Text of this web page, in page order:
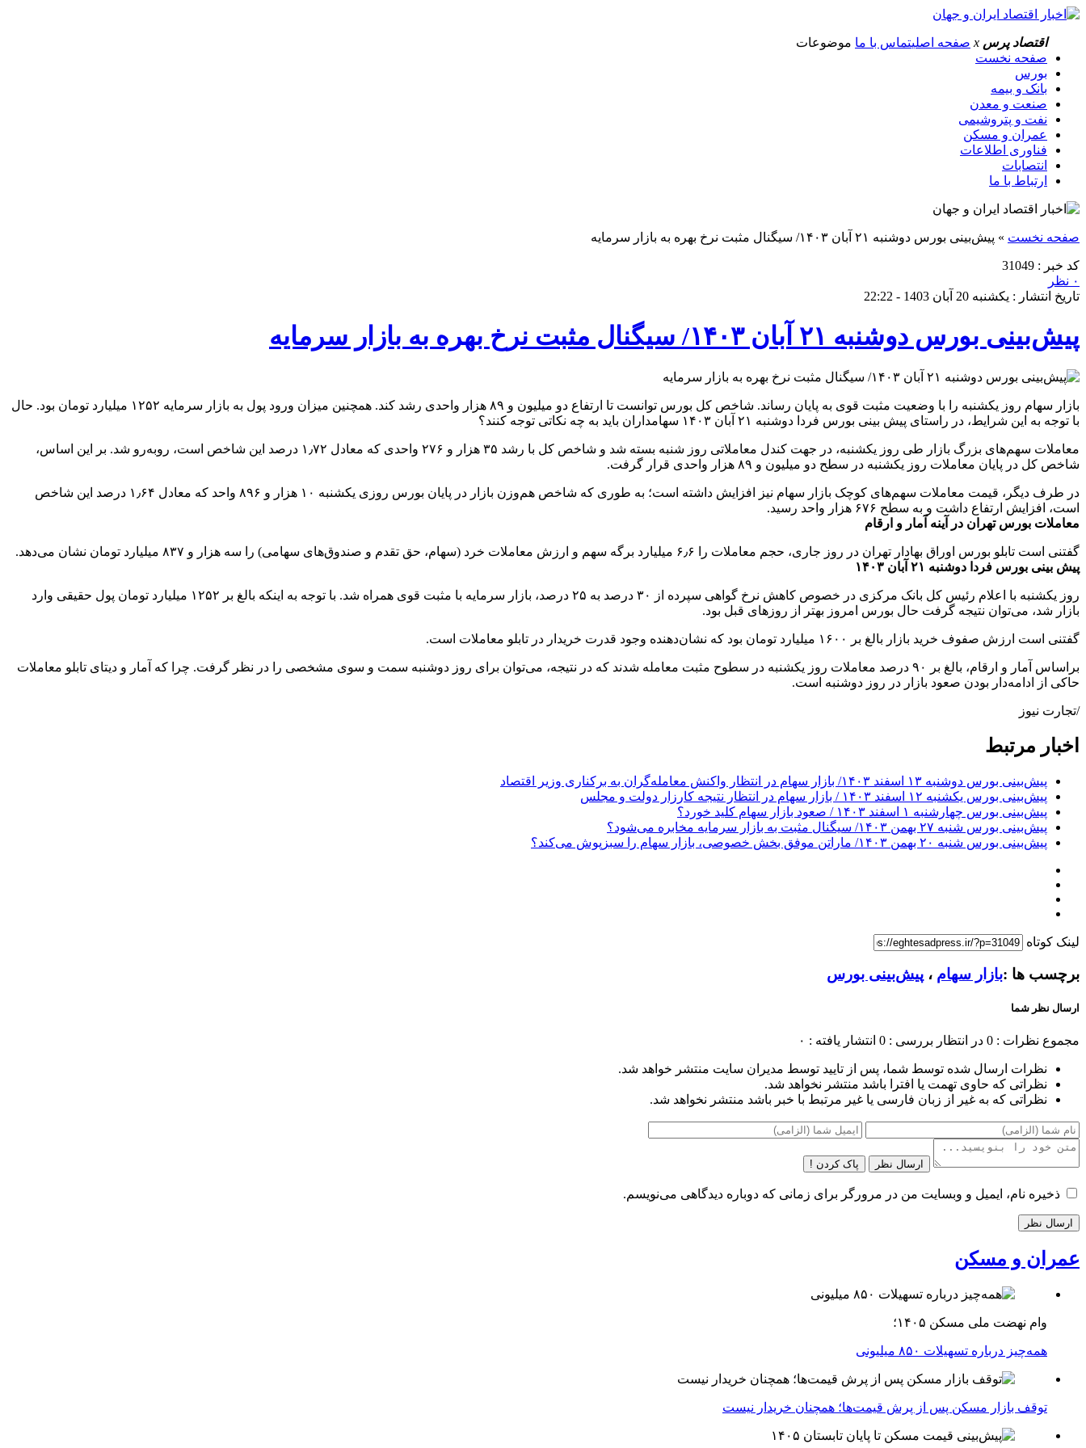
اقتصاد پرس x صفحه اصلیتماس با ما موضوعات
صفحه نخست
بورس
بانک و بیمه
صنعت و معدن
نفت و پتروشیمی
عمران و مسکن
فناوری اطلاعات
انتصابات
ارتباط با ما
صفحه نخست » پیش‌بینی بورس دوشنبه ۲۱ آبان ۱۴۰۳/ سیگنال مثبت نرخ بهره به بازار سرمایه
کد خبر : 31049
۰ نظر
تاریخ انتشار : یکشنبه 20 آبان 1403 - 22:22
پیش‌بینی بورس دوشنبه ۲۱ آبان ۱۴۰۳/ سیگنال مثبت نرخ بهره به بازار سرمایه
بازار سهام روز یکشنبه را با وضعیت مثبت قوی به پایان رساند. شاخص کل بورس توانست تا ارتفاع دو میلیون و ۸۹ هزار واحدی رشد کند. همچنین میزان ورود پول به بازار سرمایه ۱۲۵۲ میلیارد تومان بود. حال
با توجه به این شرایط، در راستای پیش بینی بورس فردا دوشنبه ۲۱ آبان ۱۴۰۳ سهامداران باید به چه نکاتی توجه کنند؟
معاملات سهم‌های بزرگ بازار طی روز یکشنبه، در جهت کندل معاملاتی روز شنبه بسته شد و شاخص کل با رشد ۳۵ هزار و ۲۷۶ واحدی که معادل ۱٫۷۲ درصد این شاخص است، روبه‌رو شد. بر این اساس،
شاخص کل در پایان معاملات روز ‌یکشنبه در سطح دو میلیون و ۸۹ هزار واحدی قرار گرفت.
در طرف دیگر، قیمت معاملات سهم‌های کوچک بازار سهام نیز افزایش داشته است؛ به طوری که شاخص هم‌وزن بازار در پایان بورس روزی ‌یکشنبه ۱۰ هزار و ۸۹۶ واحد که معادل ۱٫۶۴ درصد این شاخص
است، افزایش ارتفاع داشت و به سطح ۶۷۶ هزار واحد رسید.
معاملات بورس تهران در آینه آمار و ارقام
گفتنی است تابلو بورس اوراق بهادار تهران در روز جاری، حجم معاملات را ۶٫۶ میلیارد برگه سهم و ارزش معاملات خرد (سهام، حق تقدم و صندوق‌های سهامی) را سه هزار و ۸۳۷ میلیارد تومان نشان می‌دهد.
پیش بینی بورس فردا دوشنبه ۲۱ آبان ۱۴۰۳
روز یکشنبه با اعلام رئیس کل بانک مرکزی در خصوص کاهش نرخ گواهی سپرده از ۳۰ درصد به ۲۵ درصد، بازار سرمایه با مثبت قوی همراه شد. با توجه به اینکه بالغ بر ۱۲۵۲ میلیارد تومان پول حقیقی وارد
بازار شد، می‌توان نتیجه گرفت حال بورس امروز بهتر از روز‌های قبل بود.
گفتنی است ارزش صفوف خرید بازار بالغ بر ۱۶۰۰ میلیارد تومان بود که نشان‌دهنده وجود قدرت خریدار در تابلو معاملات است.
براساس آمار و ارقام، بالغ بر ۹۰ درصد معاملات روز یکشنبه در سطوح مثبت معامله شدند که در نتیجه، می‌توان برای روز دوشنبه سمت و سوی مشخصی را در نظر گرفت. چرا که آمار و دیتا‌ی تابلو معاملات
حاکی از ادامه‌دار بودن صعود بازار در روز دوشنبه است.
/تجارت نیوز
اخبار مرتبط
پیش‌بینی بورس دوشنبه ۱۳ اسفند ۱۴۰۳/ بازار سهام در انتظار واکنش معامله‌گران به برکناری وزیر اقتصاد
پیش‌بینی بورس یکشنبه ۱۲ اسفند ۱۴۰۳ / بازار سهام در انتظار نتیجه کارزار دولت و مجلس
پیش‌بینی بورس چهارشنبه ۱ اسفند ۱۴۰۳ / صعود بازار سهام کلید خورد؟
پیش‌بینی بورس شنبه ۲۷ بهمن ۱۴۰۳/ سیگنال مثبت به بازار سرمایه مخابره می‌شود؟
پیش‌بینی بورس شنبه ۲۰ بهمن ۱۴۰۳/ ماراتن موفق بخش خصوصی، بازار سهام را سبزپوش می‌کند؟
لینک کوتاه
برچسب ها :بازار سهام ، پیش‌بینی بورس
ارسال نظر شما
مجموع نظرات : 0 در انتظار بررسی : 0 انتشار یافته : ۰
نظرات ارسال شده توسط شما، پس از تایید توسط مدیران سایت منتشر خواهد شد.
نظراتی که حاوی تهمت یا افترا باشد منتشر نخواهد شد.
نظراتی که به غیر از زبان فارسی یا غیر مرتبط با خبر باشد منتشر نخواهد شد.
ارسال نظر پاک کردن !
ذخیره نام، ایمیل و وبسایت من در مرورگر برای زمانی که دوباره دیدگاهی می‌نویسم.
عمران و مسکن
وام نهضت ملی مسکن ۱۴۰۵؛
همه‌چیز درباره تسهیلات ۸۵۰ میلیونی
توقف بازار مسکن پس از پرش قیمت‌ها؛ همچنان خریدار نیست